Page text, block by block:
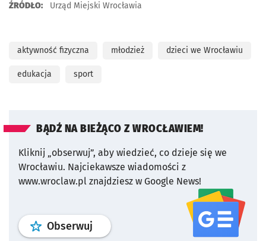
ŹRÓDŁO: Urząd Miejski Wrocławia
aktywność fizyczna młodzież dzieci we Wrocławiu
edukacja sport
BĄDŹ NA BIEŻĄCO Z WROCŁAWIEM!
Kliknij „obserwuj”, aby wiedzieć, co dzieje się we
Wrocławiu. Najciekawsze wiadomości z
www.wroclaw.pl znajdziesz w Google News!
Obserwuj profil serwisu